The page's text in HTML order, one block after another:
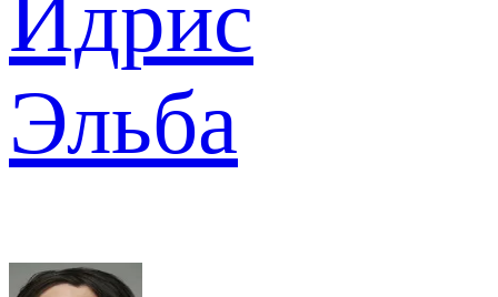
Идрис
Эльба